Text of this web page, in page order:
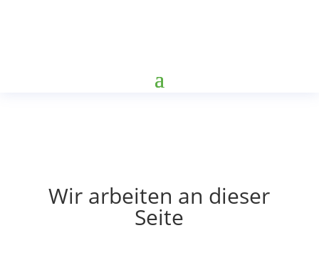
Wir arbeiten an dieser
Seite